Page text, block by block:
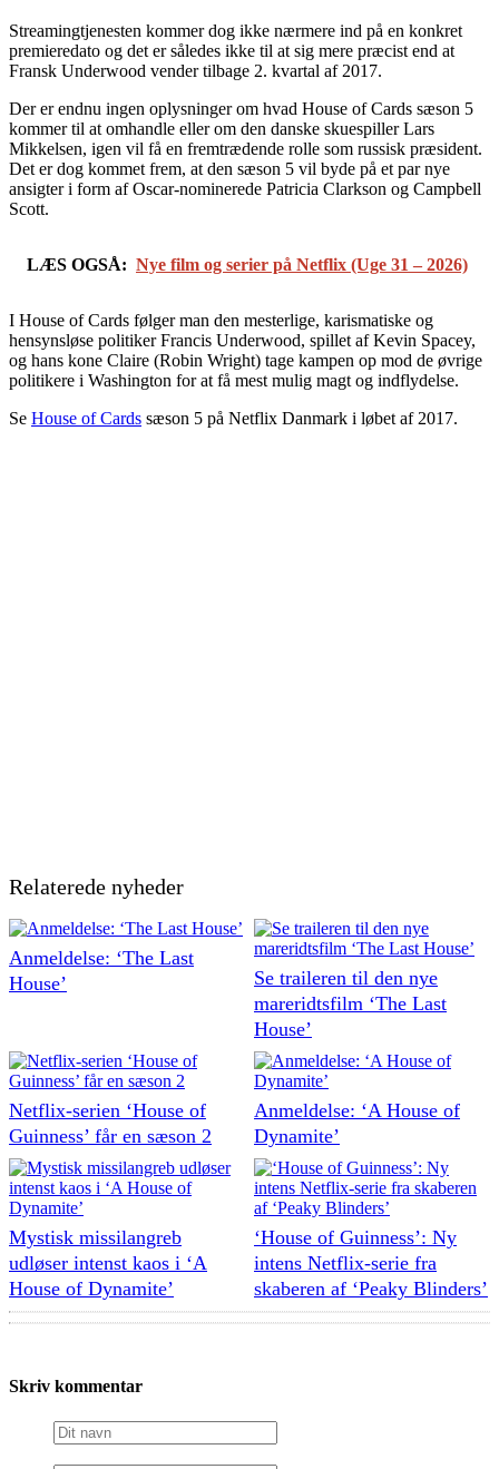
Streamingtjenesten kommer dog ikke nærmere ind på en konkret
premieredato og det er således ikke til at sig mere præcist end at
Fransk Underwood vender tilbage 2. kvartal af 2017.
Der er endnu ingen oplysninger om hvad House of Cards sæson 5
kommer til at omhandle eller om den danske skuespiller Lars
Mikkelsen, igen vil få en fremtrædende rolle som russisk præsident.
Det er dog kommet frem, at den sæson 5 vil byde på et par nye
ansigter i form af Oscar-nominerede Patricia Clarkson og Campbell
Scott.
LÆS OGSÅ: Nye film og serier på Netflix (Uge 31 – 2026)
I House of Cards følger man den mesterlige, karismatiske og
hensynsløse politiker Francis Underwood, spillet af Kevin Spacey,
og hans kone Claire (Robin Wright) tage kampen op mod de øvrige
politikere i Washington for at få mest mulig magt og indflydelse.
Se House of Cards sæson 5 på Netflix Danmark i løbet af 2017.
Relaterede nyheder
Anmeldelse: ‘The Last
House’
Se traileren til den nye
mareridtsfilm ‘The Last
House’
Netflix-serien ‘House of
Guinness’ får en sæson 2
Anmeldelse: ‘A House of
Dynamite’
Mystisk missilangreb
udløser intenst kaos i ‘A
House of Dynamite’
‘House of Guinness’: Ny
intens Netflix-serie fra
skaberen af ‘Peaky Blinders’
Skriv kommentar